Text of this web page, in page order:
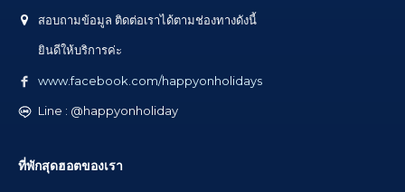
สอบถามข้อมูล ติดต่อเราได้ตามช่องทางดังนี้
ยินดีให้บริการค่ะ
www.facebook.com/happyonholidays
Line : @happyonholiday
ที่พักสุดฮอตของเรา